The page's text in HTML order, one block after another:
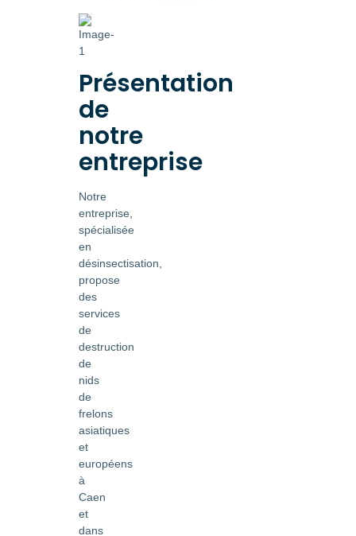
Présentation
de
notre
entreprise
Notre
entreprise,
spécialisée
en
désinsectisation,
propose
des
services
de
destruction
de
nids
de
frelons
asiatiques
et
européens
à
Caen
et
dans